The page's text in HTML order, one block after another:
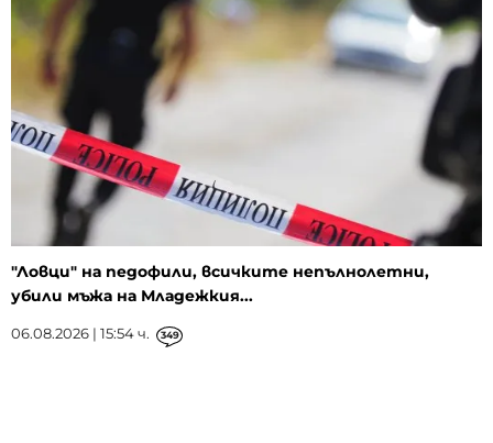
"Ловци" на педофили, всичките непълнолетни,
убили мъжа на Младежкия...
06.08.2026 | 15:54 ч. 349